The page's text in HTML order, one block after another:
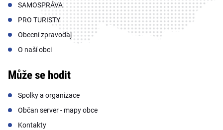
SAMOSPRÁVA
PRO TURISTY
Obecní zpravodaj
O naší obci
Může se hodit
Spolky a organizace
Občan server - mapy obce
Kontakty